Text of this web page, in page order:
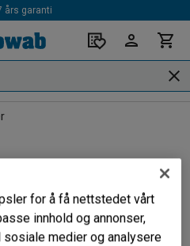
års garanti
Sorter
for å få nettstedet vårt
innhold og annonser,
medier og analysere